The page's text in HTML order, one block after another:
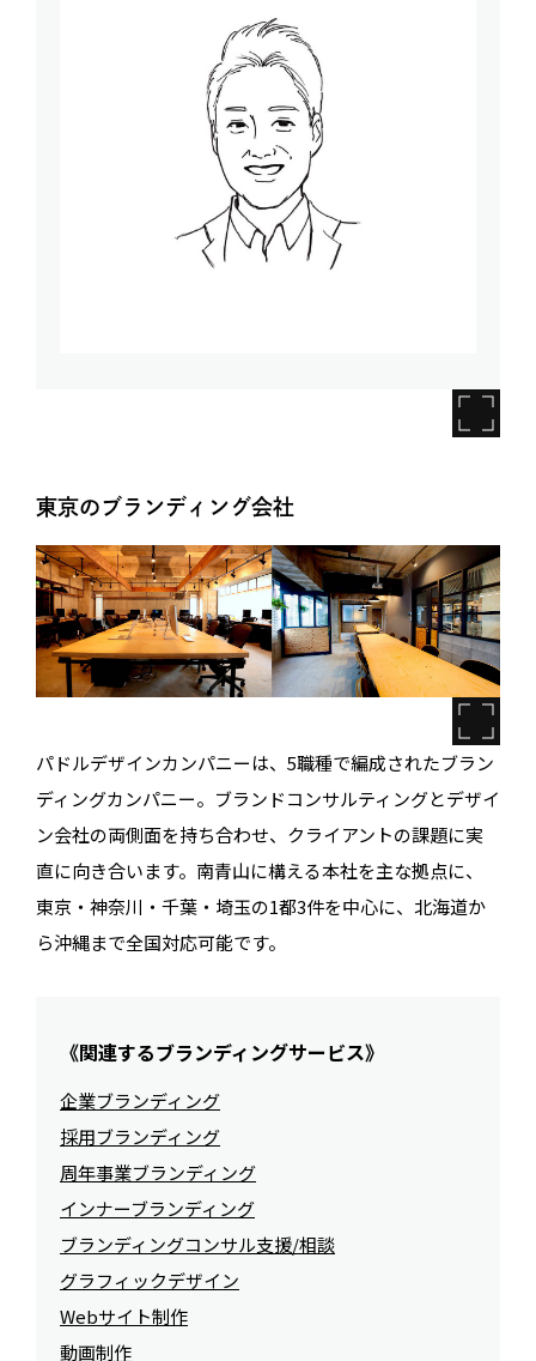
東京のブランディング会社
パドルデザインカンパニーは、5職種で編成されたブラン
ディングカンパニー。ブランドコンサルティングとデザイ
ン会社の両側面を持ち合わせ、クライアントの課題に実
直に向き合います。南青山に構える本社を主な拠点に、
東京・神奈川・千葉・埼玉の1都3件を中心に、北海道か
ら沖縄まで全国対応可能です。
《関連するブランディングサービス》
企業ブランディング
採用ブランディング
周年事業ブランディング
インナーブランディング
ブランディングコンサル支援/相談
グラフィックデザイン
Webサイト制作
動画制作